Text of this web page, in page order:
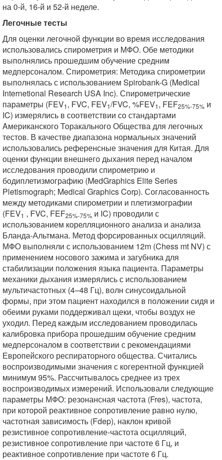
на 0-й, 16-й и 52-й неделе.
Легочные тесты
Для оценки легочной функции во время исследования
использовались спирометрия и МФО. Обе методики
выполнялись прошедшим обучение средним
медперсоналом. Спирометрия: Методика спирометрии
выполнялась с использованием Spirobank-G (Medical
Internetional Research USA Inc). Спирометрические
параметры (FEV1, FVC, FEV1/FVC, %FEV1, FEF25%-75% и
IC) измерялись в соответствии со стандартами
Aмериканского Торакального Общества для легочных
тестов. В качестве диапазона нормальных значений
использовались референсные значения для Китая. Для
оценки функции внешнего дыхания перед началом
исследования проводили спирометрию и
бодиплетизмографию (MedGraphics Elite Series
Pletismograph; Medical Graphics Corp). Согласованность
между методиками спирометрии и плетизмографии
(FEV1 , FVC, FEF25%-75% и IC) проводили с
использованием корелляционного анализа и анализа
Бланда-Альтмана. Метод форсированных осцилляций.
МФО выполняли с использованием 12m (Chess mt NV) с
применением носового зажима и загубника для
стабилизации положения языка пациента. Параметры
механики дыхания измерялись с использованием
мультичастотных (4–48 Гц), волн синусоидальной
формы, при этом пациент находился в положении сидя и
обеими руками поддерживал щеки, чтобы воздух не
уходил. Перед каждым исследованием проводилась
калибровка прибора прошедшим обучение средним
медперсоналом в соответствии с рекомендациями
Европейского респираторного общества. Считались
воспроизводимыми значения с когерентной функцией
минимум 95%. Рассчитывалось среднее из трех
воспроизводимых измерений. Использовали следующие
параметры МФО: резонансная частота (Fres), частота,
при которой реактивное сопротивление равно нулю,
частотная зависимость (Fdep), наклон кривой
резистивное сопротивление-частота осцилляций,
резистивное сопротивление при частоте 6 Гц, и
реактивное сопротивление при частоте 6 Гц.